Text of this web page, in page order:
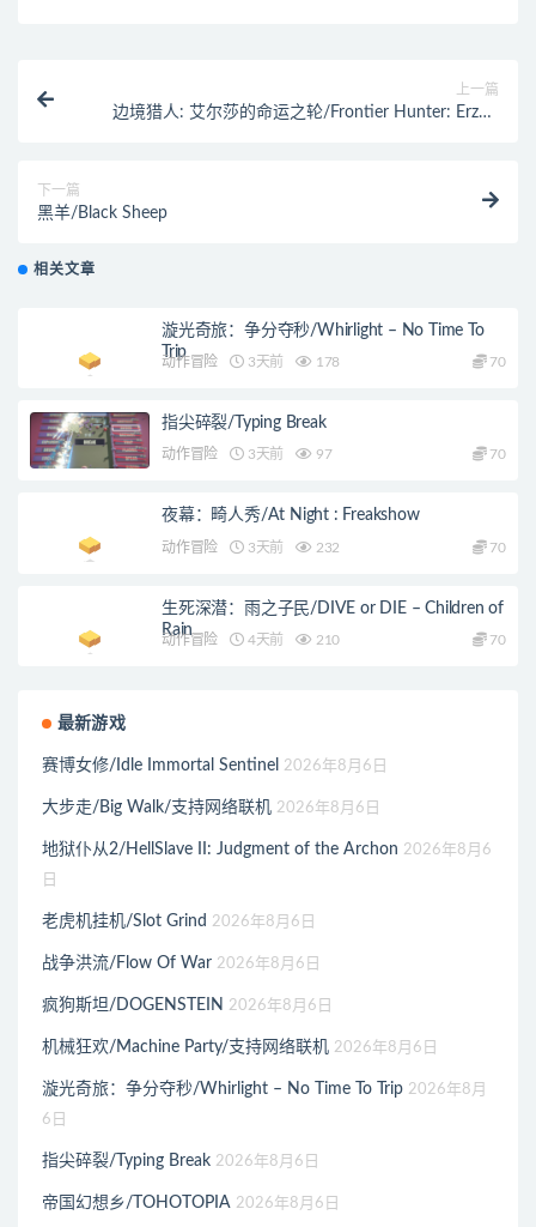
上一篇
边境猎人: 艾尔莎的命运之轮/Frontier Hunter: Erza s
下一篇
黑羊/Black Sheep
相关文章
漩光奇旅：争分夺秒/Whirlight – No Time To
Trip
动作冒险 3天前 178 70
指尖碎裂/Typing Break
动作冒险 3天前 97 70
夜幕：畸人秀/At Night : Freakshow
动作冒险 3天前 232 70
生死深潜：雨之子民/DIVE or DIE – Children of
Rain
动作冒险 4天前 210 70
最新游戏
赛博女修/Idle Immortal Sentinel 2026年8月6日
大步走/Big Walk/支持网络联机 2026年8月6日
地狱仆从2/HellSlave II: Judgment of the Archon 2026年8月6
日
老虎机挂机/Slot Grind 2026年8月6日
战争洪流/Flow Of War 2026年8月6日
疯狗斯坦/DOGENSTEIN 2026年8月6日
机械狂欢/Machine Party/支持网络联机 2026年8月6日
漩光奇旅：争分夺秒/Whirlight – No Time To Trip 2026年8月
6日
指尖碎裂/Typing Break 2026年8月6日
帝国幻想乡/TOHOTOPIA 2026年8月6日